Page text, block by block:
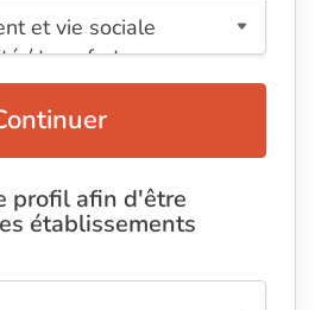
profil afin d'être
établissements